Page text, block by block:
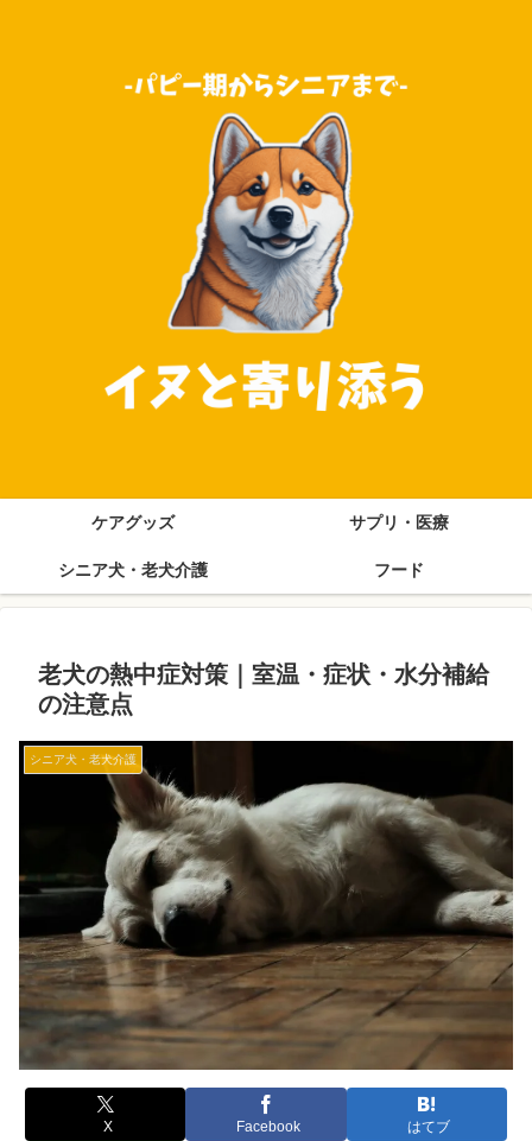
ケアグッズ サプリ・医療
シニア犬・老犬介護 フード
老犬の熱中症対策｜室温・症状・水分補給
の注意点
シニア犬・老犬介護
X Facebook はてブ